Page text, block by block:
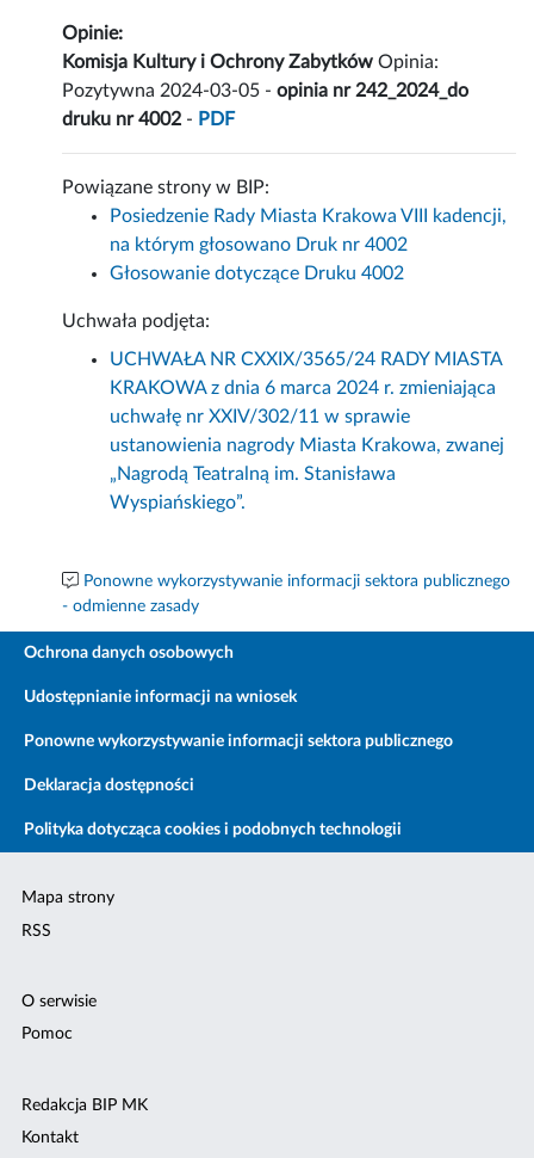
Opinie:
Komisja Kultury i Ochrony Zabytków Opinia:
Pozytywna 2024-03-05 -opinia nr 242_2024_do
druku nr 4002 - PDF
Powiązane strony w BIP:
Posiedzenie Rady Miasta Krakowa VIII kadencji,
na którym głosowano Druk nr 4002
Głosowanie dotyczące Druku 4002
Uchwała podjęta:
UCHWAŁA NR CXXIX/3565/24 RADY MIASTA
KRAKOWA z dnia 6 marca 2024 r. zmieniająca
uchwałę nr XXIV/302/11 w sprawie
ustanowienia nagrody Miasta Krakowa, zwanej
„Nagrodą Teatralną im. Stanisława
Wyspiańskiego”.
Ponowne wykorzystywanie informacji sektora publicznego
- odmienne zasady
Ochrona danych osobowych
Udostępnianie informacji na wniosek
Ponowne wykorzystywanie informacji sektora publicznego
Deklaracja dostępności
Polityka dotycząca cookies i podobnych technologii
Mapa strony
RSS
O serwisie
Pomoc
Redakcja BIP MK
Kontakt